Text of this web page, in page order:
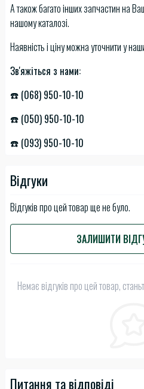
А також багато інших запчастин на
нашому каталозі.
Наявність і ціну можна уточнити у
Зв'яжіться з нами:
☎️ (068) 950-10-10
☎️ (050) 950-10-10
☎️ (093) 950-10-10
Відгуки
Відгуків про цей товар ще не було.
ЗАЛИШИТИ
Немає відгуків про цей товар,
Питання та відповіді